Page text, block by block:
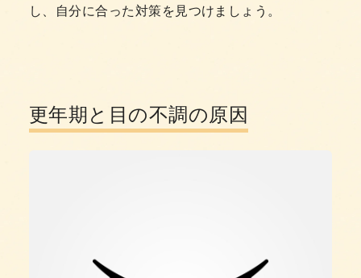
し、自分に合った対策を見つけましょう。
更年期と目の不調の原因